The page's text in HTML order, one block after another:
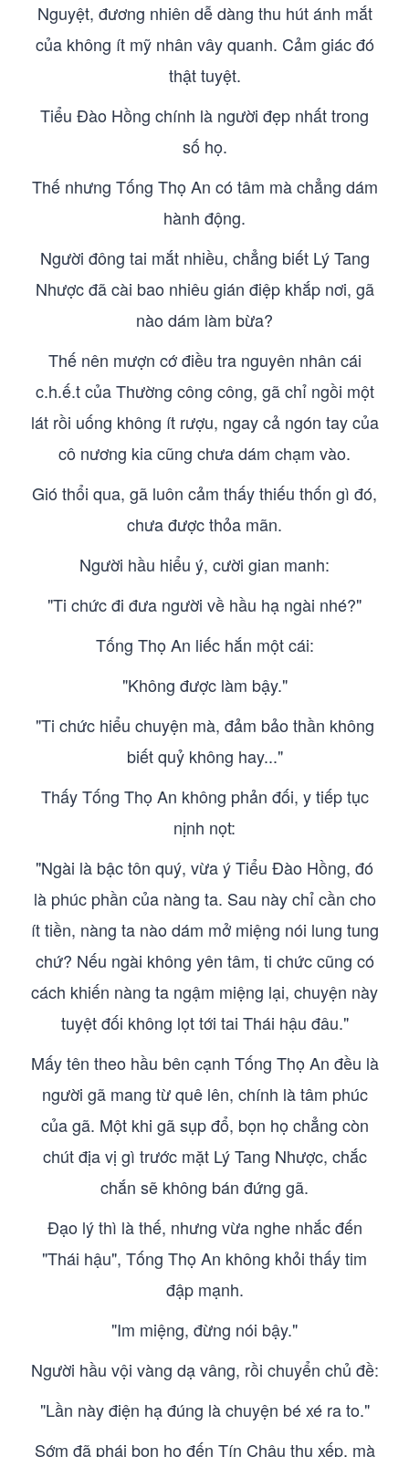
Nguyệt, đương nhiên dễ dàng thu hút ánh mắt
của không ít mỹ nhân vây quanh. Cảm giác đó
thật tuyệt.
Tiểu Đào Hồng chính là người đẹp nhất trong
số họ.
Thế nhưng Tống Thọ An có tâm mà chẳng dám
hành động.
Người đông tai mắt nhiều, chẳng biết Lý Tang
Nhược đã cài bao nhiêu gián điệp khắp nơi, gã
nào dám làm bừa?
Thế nên mượn cớ điều tra nguyên nhân cái
c.h.ế.t của Thường công công, gã chỉ ngồi một
lát rồi uống không ít rượu, ngay cả ngón tay của
cô nương kia cũng chưa dám chạm vào.
Gió thổi qua, gã luôn cảm thấy thiếu thốn gì đó,
chưa được thỏa mãn.
Người hầu hiểu ý, cười gian manh:
"Ti chức đi đưa người về hầu hạ ngài nhé?"
Tống Thọ An liếc hắn một cái:
"Không được làm bậy."
"Ti chức hiểu chuyện mà, đảm bảo thần không
biết quỷ không hay..."
Thấy Tống Thọ An không phản đối, y tiếp tục
nịnh nọt:
"Ngài là bậc tôn quý, vừa ý Tiểu Đào Hồng, đó
là phúc phần của nàng ta. Sau này chỉ cần cho
ít tiền, nàng ta nào dám mở miệng nói lung tung
chứ? Nếu ngài không yên tâm, ti chức cũng có
cách khiến nàng ta ngậm miệng lại, chuyện này
tuyệt đối không lọt tới tai Thái hậu đâu."
Mấy tên theo hầu bên cạnh Tống Thọ An đều là
người gã mang từ quê lên, chính là tâm phúc
của gã. Một khi gã sụp đổ, bọn họ chẳng còn
chút địa vị gì trước mặt Lý Tang Nhược, chắc
chắn sẽ không bán đứng gã.
Đạo lý thì là thế, nhưng vừa nghe nhắc đến
"Thái hậu", Tống Thọ An không khỏi thấy tim
đập mạnh.
"Im miệng, đừng nói bậy."
Người hầu vội vàng dạ vâng, rồi chuyển chủ đề:
"Lần này điện hạ đúng là chuyện bé xé ra to."
Sớm đã phái bọn họ đến Tín Châu thu xếp, mà